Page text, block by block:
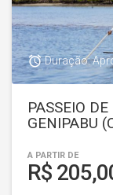
access_alarmDuração:
PASSEIO
GENIPABU
A PARTIR DE
R$